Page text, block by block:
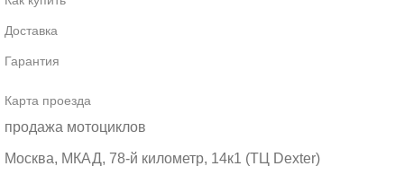
Доставка
Гарантия
Карта проезда
продажа мотоциклов
Москва, МКАД, 78-й километр, 14к1 (ТЦ Dexter)